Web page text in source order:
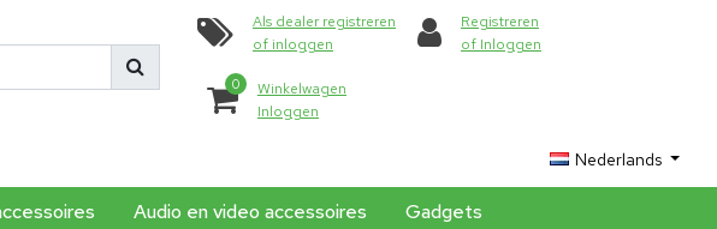
Als dealer registreren
of inloggen
Registreren
of Inloggen
0
Winkelwagen
Inloggen
Nederlands
Audio en video accessoires
Gadgets